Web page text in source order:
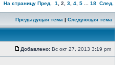
На страницу Пред. 1 2 3 4 5 18 След.
Предыдущая тема | Следующая тема
Добавлено: Вс окт 27, 2013 3:19 pm